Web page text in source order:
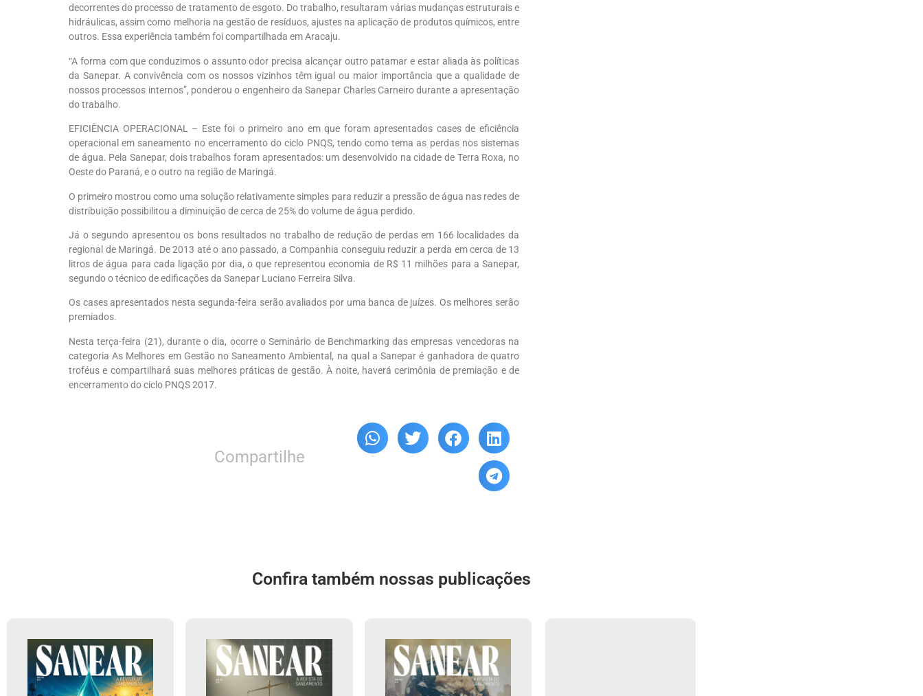
decorrentes do processo de tratamento de esgoto. Do trabalho, resultaram várias mudanças estruturais e
hidráulicas, assim como melhoria na gestão de resíduos, ajustes na aplicação de produtos químicos, entre
outros. Essa experiência também foi compartilhada em Aracaju.
“A forma com que conduzimos o assunto odor precisa alcançar outro patamar e estar aliada às políticas
da Sanepar. A convivência com os nossos vizinhos têm igual ou maior importância que a qualidade de
nossos processos internos”, ponderou o engenheiro da Sanepar Charles Carneiro durante a apresentação
do trabalho.
EFICIÊNCIA OPERACIONAL – Este foi o primeiro ano em que foram apresentados cases de eficiência
operacional em saneamento no encerramento do ciclo PNQS, tendo como tema as perdas nos sistemas
de água. Pela Sanepar, dois trabalhos foram apresentados: um desenvolvido na cidade de Terra Roxa, no
Oeste do Paraná, e o outro na região de Maringá.
O primeiro mostrou como uma solução relativamente simples para reduzir a pressão de água nas redes de
distribuição possibilitou a diminuição de cerca de 25% do volume de água perdido.
Já o segundo apresentou os bons resultados no trabalho de redução de perdas em 166 localidades da
regional de Maringá. De 2013 até o ano passado, a Companhia conseguiu reduzir a perda em cerca de 13
litros de água para cada ligação por dia, o que representou economia de R$ 11 milhões para a Sanepar,
segundo o técnico de edificações da Sanepar Luciano Ferreira Silva.
Os cases apresentados nesta segunda-feira serão avaliados por uma banca de juízes. Os melhores serão
premiados.
Nesta terça-feira (21), durante o dia, ocorre o Seminário de Benchmarking das empresas vencedoras na
categoria As Melhores em Gestão no Saneamento Ambiental, na qual a Sanepar é ganhadora de quatro
troféus e compartilhará suas melhores práticas de gestão. À noite, haverá cerimônia de premiação e de
encerramento do ciclo PNQS 2017.
Compartilhe
Confira também nossas publicações